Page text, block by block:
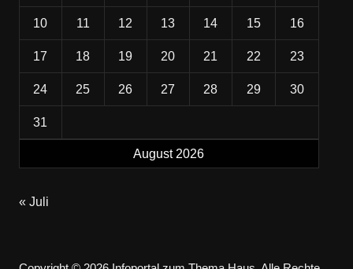
August 2026
10 11 12 13 14 15 16
17 18 19 20 21 22 23
24 25 26 27 28 29 30
31
« Juli